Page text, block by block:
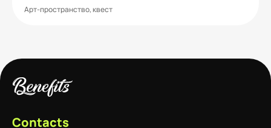
Арт-пространство, квест
Contacts